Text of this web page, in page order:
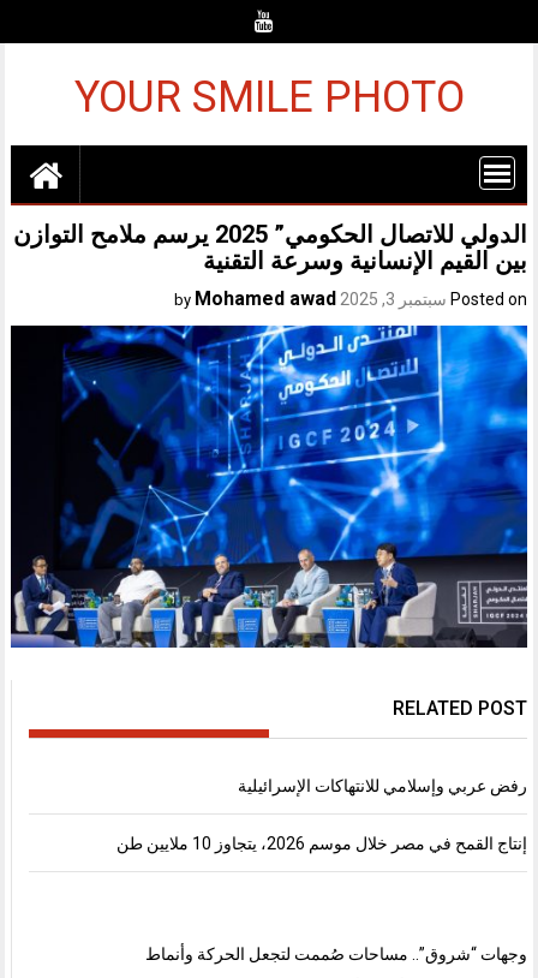
YOUR SMILE PHOTO
الدولي للاتصال الحكومي” 2025 يرسم ملامح التوازن
بين القيم الإنسانية وسرعة التقنية
Posted on سبتمبر 3, 2025 Mohamed awad
RELATED POST
رفض عربي وإسلامي للانتهاكات الإسرائيلية
إنتاج القمح في مصر خلال موسم 2026، يتجاوز 10 ملايين طن
وجهات “شروق”.. مساحات صُممت لتجعل الحركة وأنماط